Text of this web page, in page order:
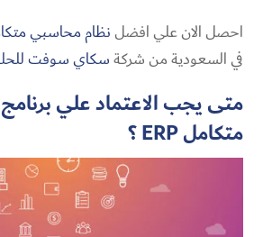
احصل الان علي افضلنظام محاسبي
في السعودية من شركةسكاي سوفت للحلول
متى يجب الاعتماد علي
متكامل
؟